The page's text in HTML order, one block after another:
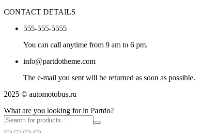
CONTACT DETAILS
555-555-5555
You can call anytime from 9 am to 6 pm.
info@partdotheme.com
The e-mail you sent will be returned as soon as possible.
2025 © automotobus.ru
What are you looking for in Partdo?